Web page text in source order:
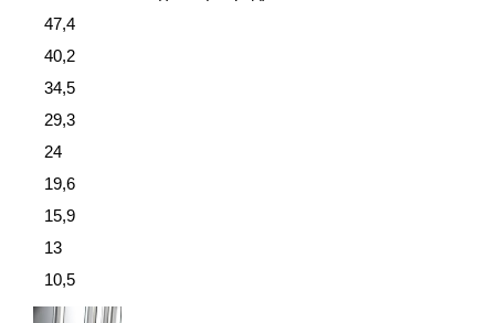
47,4
40,2
34,5
29,3
24
19,6
15,9
13
10,5